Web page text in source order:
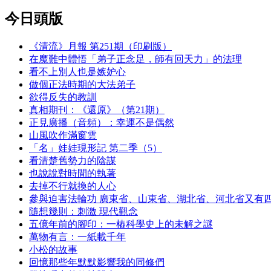
今日頭版
《清流》月報 第251期（印刷版）
在魔難中體悟「弟子正念足，師有回天力」的法理
看不上別人也是嫉妒心
做個正法時期的大法弟子
欲得反失的教訓
真相期刊：《還原》（第21期）
正見廣播（音頻）：幸運不是偶然
山風吹作滿窗雲
「名」娃娃現形記 第二季（5）
看清楚舊勢力的陰謀
也說說對時間的執著
去掉不行就換的人心
參與迫害法輪功 廣東省、山東省、湖北省、河北省又有
隨想幾則：刺激 現代觀念
五億年前的腳印：一樁科學史上的未解之謎
萬物有言：一紙載千年
小松的故事
回憶那些年默默影響我的同修們